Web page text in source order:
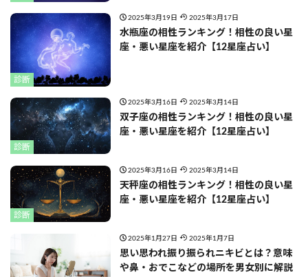
診断
2025年3月19日 2025年3月17日
水瓶座の相性ランキング！相性の良い星
座・悪い星座を紹介【12星座占い】
診断
2025年3月16日 2025年3月14日
双子座の相性ランキング！相性の良い星
座・悪い星座を紹介【12星座占い】
診断
2025年3月16日 2025年3月14日
天秤座の相性ランキング！相性の良い星
座・悪い星座を紹介【12星座占い】
2025年1月27日 2025年1月7日
思い思われ振り振られニキビとは？意味
や鼻・おでこなどの場所を男女別に解説